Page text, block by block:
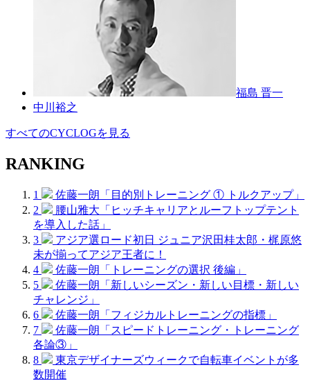
福島 晋一
中川裕之
すべてのCYCLOGを見る
RANKING
1
佐藤一朗「目的別トレーニング ① トルクアップ」
2
腰山雅大「ヒッチキャリアとルーフトップテント
を導入した話」
3
アジア選ロード初日 ジュニア沢田桂太郎・梶原悠
未が揃ってアジア王者に！
4
佐藤一朗「トレーニングの選択 後編」
5
佐藤一朗「新しいシーズン・新しい目標・新しい
チャレンジ」
6
佐藤一朗「フィジカルトレーニングの指標」
7
佐藤一朗「スピードトレーニング・トレーニング
各論③」
8
東京デザイナーズウィークで自転車イベントが多
数開催